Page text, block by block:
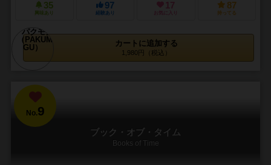
35
興味あり
97
経験あり
17
お気に入り
87
持ってる
カートに追加する
1,980円（税込）
No.9
ブック・オブ・タイム
Books of Time